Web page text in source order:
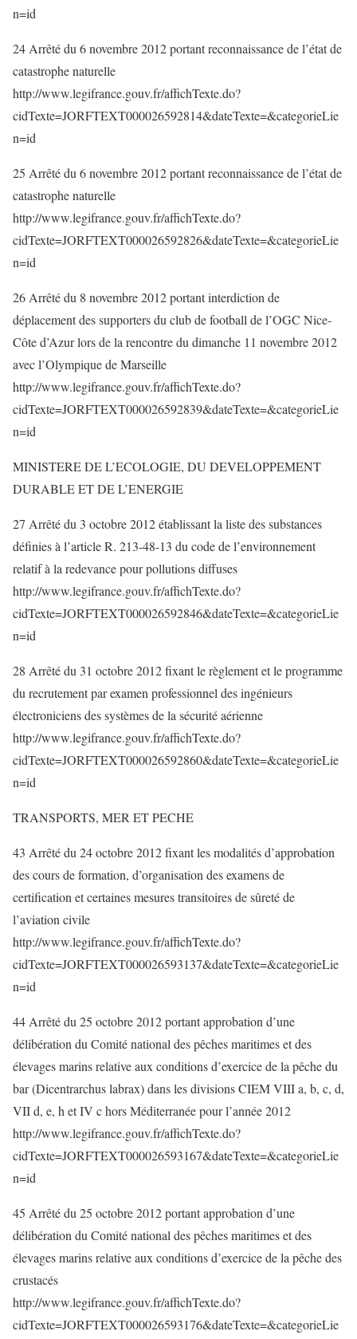
n=id
24 Arrêté du 6 novembre 2012 portant reconnaissance de l’état de
catastrophe naturelle
http://www.legifrance.gouv.fr/affichTexte.do?
cidTexte=JORFTEXT000026592814&dateTexte=&categorieLie
n=id
25 Arrêté du 6 novembre 2012 portant reconnaissance de l’état de
catastrophe naturelle
http://www.legifrance.gouv.fr/affichTexte.do?
cidTexte=JORFTEXT000026592826&dateTexte=&categorieLie
n=id
26 Arrêté du 8 novembre 2012 portant interdiction de
déplacement des supporters du club de football de l’OGC Nice-
Côte d’Azur lors de la rencontre du dimanche 11 novembre 2012
avec l’Olympique de Marseille
http://www.legifrance.gouv.fr/affichTexte.do?
cidTexte=JORFTEXT000026592839&dateTexte=&categorieLie
n=id
MINISTERE DE L’ECOLOGIE, DU DEVELOPPEMENT
DURABLE ET DE L’ENERGIE
27 Arrêté du 3 octobre 2012 établissant la liste des substances
définies à l’article R. 213-48-13 du code de l’environnement
relatif à la redevance pour pollutions diffuses
http://www.legifrance.gouv.fr/affichTexte.do?
cidTexte=JORFTEXT000026592846&dateTexte=&categorieLie
n=id
28 Arrêté du 31 octobre 2012 fixant le règlement et le programme
du recrutement par examen professionnel des ingénieurs
électroniciens des systèmes de la sécurité aérienne
http://www.legifrance.gouv.fr/affichTexte.do?
cidTexte=JORFTEXT000026592860&dateTexte=&categorieLie
n=id
TRANSPORTS, MER ET PECHE
43 Arrêté du 24 octobre 2012 fixant les modalités d’approbation
des cours de formation, d’organisation des examens de
certification et certaines mesures transitoires de sûreté de
l’aviation civile
http://www.legifrance.gouv.fr/affichTexte.do?
cidTexte=JORFTEXT000026593137&dateTexte=&categorieLie
n=id
44 Arrêté du 25 octobre 2012 portant approbation d’une
délibération du Comité national des pêches maritimes et des
élevages marins relative aux conditions d’exercice de la pêche du
bar (Dicentrarchus labrax) dans les divisions CIEM VIII a, b, c, d,
VII d, e, h et IV c hors Méditerranée pour l’année 2012
http://www.legifrance.gouv.fr/affichTexte.do?
cidTexte=JORFTEXT000026593167&dateTexte=&categorieLie
n=id
45 Arrêté du 25 octobre 2012 portant approbation d’une
délibération du Comité national des pêches maritimes et des
élevages marins relative aux conditions d’exercice de la pêche des
crustacés
http://www.legifrance.gouv.fr/affichTexte.do?
cidTexte=JORFTEXT000026593176&dateTexte=&categorieLie